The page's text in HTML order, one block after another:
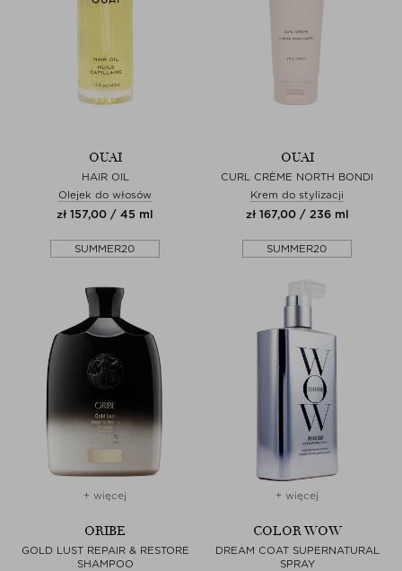
OUAI
HAIR OIL
Olejek do włosów
zł 157,00 / 45 ml
SUMMER20
OUAI
CURL CRÈME NORTH BONDI
Krem do stylizacji
zł 167,00 / 236 ml
SUMMER20
+ więcej
ORIBE
GOLD LUST REPAIR & RESTORE
SHAMPOO
+ więcej
COLOR WOW
DREAM COAT SUPERNATURAL
SPRAY